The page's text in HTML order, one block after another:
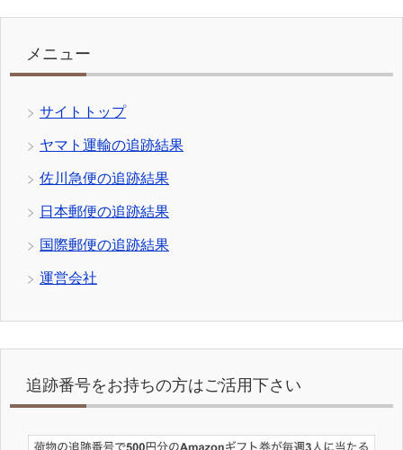
メニュー
サイトトップ
ヤマト運輸の追跡結果
佐川急便の追跡結果
日本郵便の追跡結果
国際郵便の追跡結果
運営会社
追跡番号をお持ちの方はご活用下さい